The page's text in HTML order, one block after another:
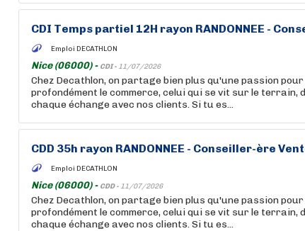
CDI Temps partiel 12H rayon RANDONNEE -
Emploi DECATHLON
Nice (06000) - CDI - 11/07/2026
Chez Decathlon, on partage bien plus qu'une passion
profondément le commerce, celui qui se vit sur le terrain,
chaque échange avec nos clients. Si tu es...
CDD 35h rayon RANDONNEE - Conseiller-ère
Emploi DECATHLON
Nice (06000) - CDD - 11/07/2026
Chez Decathlon, on partage bien plus qu'une passion
profondément le commerce, celui qui se vit sur le terrain,
chaque échange avec nos clients. Si tu es...